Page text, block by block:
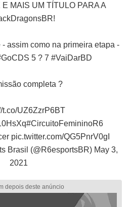
MAIS UM TÍTULO PARA A
!
assim como na primeira etapa -
5 ? 7 #VaiDarBD
completa ?
t.co/UZ6ZzrP6BT
#CircuitoFemininoR6
pic.twitter.com/QG5PnrV0gI
Brasil (@R6esportsBR) May 3,
2021